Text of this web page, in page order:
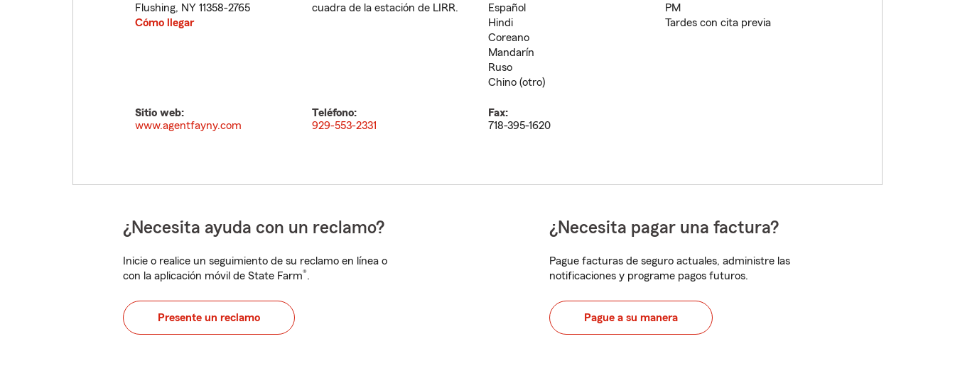
Flushing, NY 11358-2765
Cómo llegar
cuadra de la estación de LIRR.
Español
Hindi
Coreano
Mandarín
Ruso
Chino (otro)
PM
Tardes con cita previa
Sitio web:
www.agentfayny.com
Teléfono:
929-553-2331
Fax:
718-395-1620
¿Necesita ayuda con un reclamo?
Inicie o realice un seguimiento de su reclamo en línea o
con la aplicación móvil de State Farm®.
Presente un reclamo
¿Necesita pagar una factura?
Pague facturas de seguro actuales, administre las
notificaciones y programe pagos futuros.
Pague a su manera